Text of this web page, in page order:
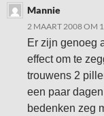
Mannie
2 MAART 2008 OM
Er zijn genoeg
effect om te
trouwens 2
een paar
bedenken zeg